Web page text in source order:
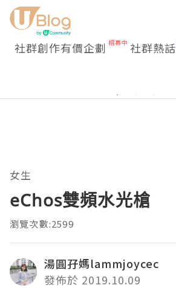
社群創作有價企劃 社群熱話
女生
eChos雙頻水光槍
瀏覽次數:2599
湯圓孖媽lammjoycec
發佈於 2019.10.09